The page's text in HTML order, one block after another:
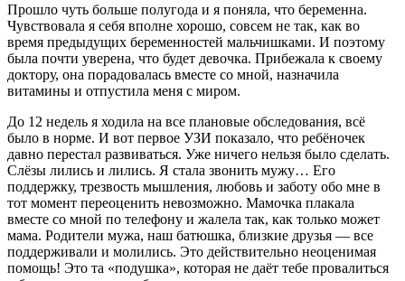
Прошло чуть больше полугода и я поняла, что беременна.
Чувствовала я себя вполне хорошо, совсем не так, как во
время предыдущих беременностей мальчишками. И поэтому
была почти уверена, что будет девочка. Прибежала к своему
доктору, она порадовалась вместе со мной, назначила
витамины и отпустила меня с миром.
До 12 недель я ходила на все плановые обследования, всё
было в норме. И вот первое УЗИ показало, что ребёночек
давно перестал развиваться. Уже ничего нельзя было сделать.
Слёзы лились и лились. Я стала звонить мужу… Его
поддержку, трезвость мышления, любовь и заботу обо мне в
тот момент переоценить невозможно. Мамочка плакала
вместе со мной по телефону и жалела так, как только может
мама. Родители мужа, наш батюшка, близкие друзья — все
поддерживали и молились. Это действительно неоценимая
помощь! Это та «подушка», которая не даёт тебе провалиться